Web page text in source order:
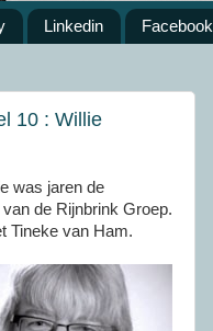
Linkedin Facebook
10 : Willie
was jaren de
de Rijnbrink Groep.
Tineke van Ham.